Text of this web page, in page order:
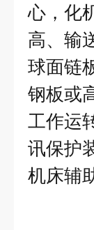
心，化
高、输
球面链
钢板或
工作运
讯保护
机床辅